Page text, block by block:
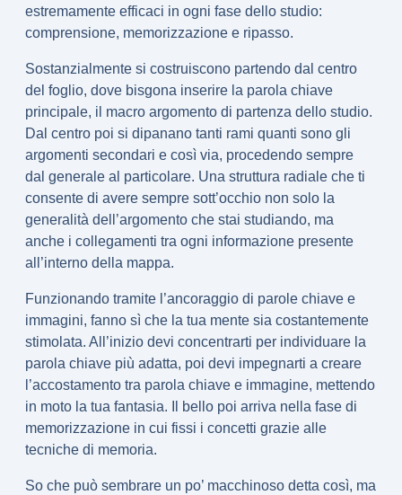
estremamente efficaci in ogni fase dello studio:
comprensione, memorizzazione e ripasso.
Sostanzialmente si costruiscono partendo dal centro
del foglio, dove bisgona inserire la parola chiave
principale, il macro argomento di partenza dello studio.
Dal centro poi si dipanano tanti rami quanti sono gli
argomenti secondari e così via, procedendo sempre
dal generale al particolare. Una struttura radiale che ti
consente di avere sempre sott’occhio non solo la
generalità dell’argomento che stai studiando, ma
anche i collegamenti tra ogni informazione presente
all’interno della mappa.
Funzionando tramite l’ancoraggio di parole chiave e
immagini, fanno sì che la tua mente sia costantemente
stimolata. All’inizio devi concentrarti per individuare la
parola chiave più adatta, poi devi impegnarti a creare
l’accostamento tra parola chiave e immagine, mettendo
in moto la tua fantasia. Il bello poi arriva nella fase di
memorizzazione in cui fissi i concetti grazie alle
tecniche di memoria.
So che può sembrare un po’ macchinoso detta così, ma